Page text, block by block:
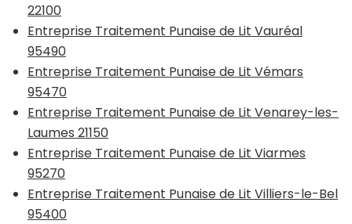
22100
Entreprise Traitement Punaise de Lit Vauréal
95490
Entreprise Traitement Punaise de Lit Vémars
95470
Entreprise Traitement Punaise de Lit Venarey-les-
Laumes 21150
Entreprise Traitement Punaise de Lit Viarmes
95270
Entreprise Traitement Punaise de Lit Villiers-le-Bel
95400